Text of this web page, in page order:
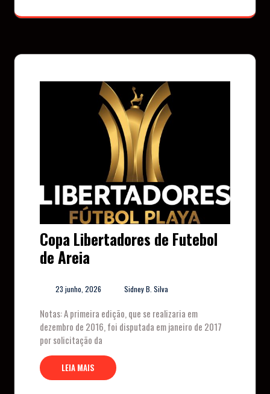
Copa Libertadores de Futebol
de Areia
23 junho, 2026 Sidney B. Silva
Notas: A primeira edição, que se realizaria em
dezembro de 2016, foi disputada em janeiro de 2017
por solicitação da
LEIA MAIS